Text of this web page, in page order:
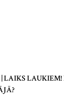
LAIKS LAUKIEM!